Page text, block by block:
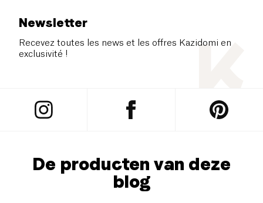
Newsletter
Recevez toutes les news et les offres Kazidomi en
exclusivité !
De producten van deze
blog